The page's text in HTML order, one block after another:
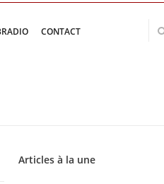
CONTACT
Articles à la une